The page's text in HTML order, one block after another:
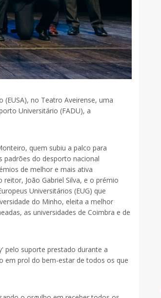
no Teatro Aveirense, uma
Universitário (FADU), a
quem subiu a palco para
padrões do desporto nacional
de melhor e mais ativa
João Gabriel Silva, e o prémio
Universitários (EUG) que
do Minho, eleita a melhor
as universidades de Coimbra e de
pelo suporte prestado durante a
em prol do bem-estar de todos os que